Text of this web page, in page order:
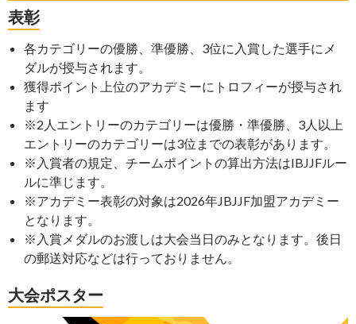
表彰
各カテゴリーの優勝、準優勝、3位に入賞した選手にメ
ダルが授与されます。
獲得ポイント上位のアカデミーにトロフィーが授与され
ます
※2人エントリーのカテゴリーは優勝・準優勝、3人以上
エントリーのカテゴリーは3位までの表彰があります。
※入賞者の規定、チームポイントの算出方法はIBJJFルー
ルに準じます。
※アカデミー表彰の対象は2026年JBJJF加盟アカデミー
となります。
※入賞メダルのお渡しは大会当日のみとなります。後日
の郵送対応などは行っておりません。
大会ポスター